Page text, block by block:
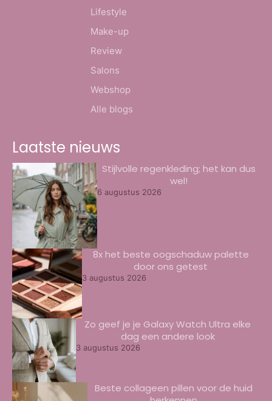
Lifestyle
Make-up
Review
Salons
Webshop
Alle blogs
Laatste nieuws
Stijlvolle regenkleding; het kan dus
wel!
6 augustus 2026
8x het beste oogschaduw palette
door ons getest
3 augustus 2026
Zo geef je je Galaxy Watch Ultra elke
dag een andere look
3 augustus 2026
Beste collageen pillen voor de huid